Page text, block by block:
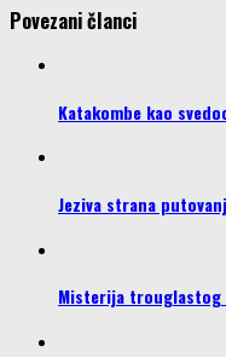
Povezani članci
Katakombe kao
Jeziva strana
Misterija trouglastog